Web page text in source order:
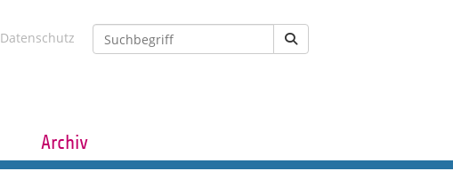
Datenschutz
Archiv